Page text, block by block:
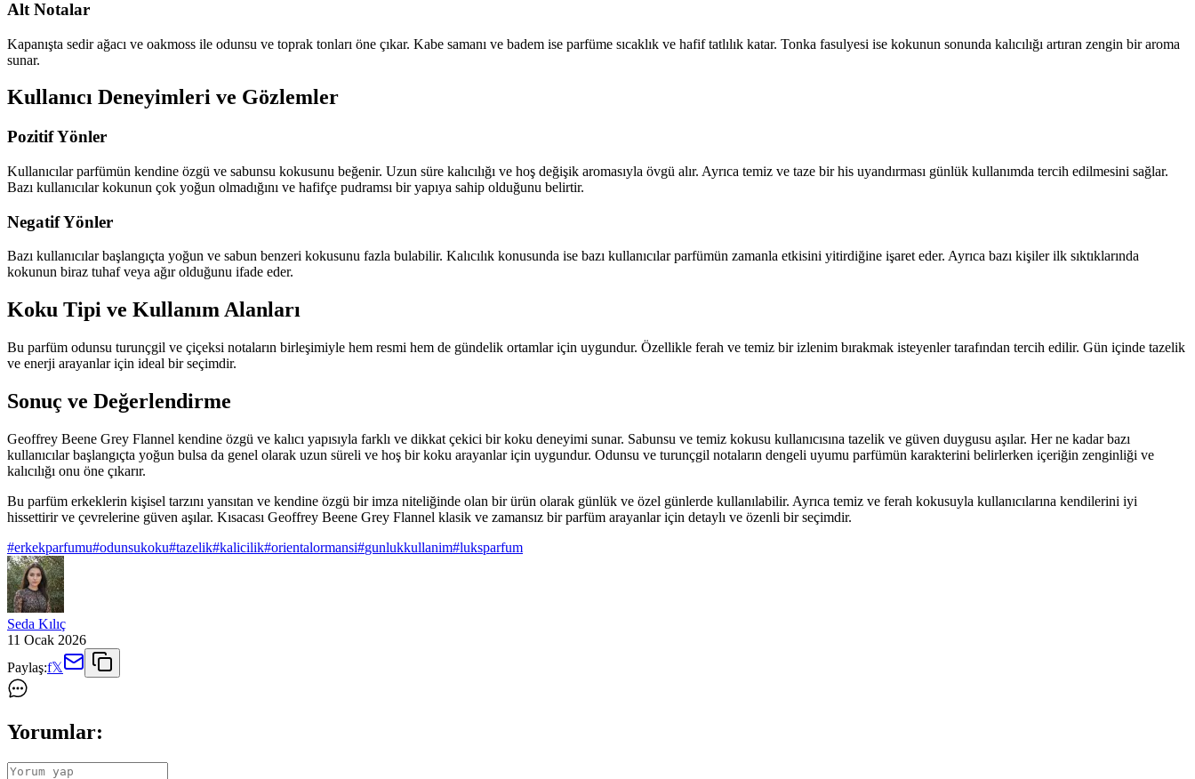
Alt Notalar
Kapanışta sedir ağacı ve oakmoss ile odunsu ve toprak tonları öne çıkar. Kabe samanı ve badem ise parfüme sıcaklık ve hafif tatlılık katar. Tonka fasulyesi ise kokunun sonunda kalıcılığı artıran zengin bir aroma
sunar.
Kullanıcı Deneyimleri ve Gözlemler
Pozitif Yönler
Kullanıcılar parfümün kendine özgü ve sabunsu kokusunu beğenir. Uzun süre kalıcılığı ve hoş değişik aromasıyla övgü alır. Ayrıca temiz ve taze bir his uyandırması günlük kullanımda tercih edilmesini sağlar.
Bazı kullanıcılar kokunun çok yoğun olmadığını ve hafifçe pudramsı bir yapıya sahip olduğunu belirtir.
Negatif Yönler
Bazı kullanıcılar başlangıçta yoğun ve sabun benzeri kokusunu fazla bulabilir. Kalıcılık konusunda ise bazı kullanıcılar parfümün zamanla etkisini yitirdiğine işaret eder. Ayrıca bazı kişiler ilk sıktıklarında
kokunun biraz tuhaf veya ağır olduğunu ifade eder.
Koku Tipi ve Kullanım Alanları
Bu parfüm odunsu turunçgil ve çiçeksi notaların birleşimiyle hem resmi hem de gündelik ortamlar için uygundur. Özellikle ferah ve temiz bir izlenim bırakmak isteyenler tarafından tercih edilir. Gün içinde tazelik
ve enerji arayanlar için ideal bir seçimdir.
Sonuç ve Değerlendirme
Geoffrey Beene Grey Flannel kendine özgü ve kalıcı yapısıyla farklı ve dikkat çekici bir koku deneyimi sunar. Sabunsu ve temiz kokusu kullanıcısına tazelik ve güven duygusu aşılar. Her ne kadar bazı
kullanıcılar başlangıçta yoğun bulsa da genel olarak uzun süreli ve hoş bir koku arayanlar için uygundur. Odunsu ve turunçgil notaların dengeli uyumu parfümün karakterini belirlerken içeriğin zenginliği ve
kalıcılığı onu öne çıkarır.
Bu parfüm erkeklerin kişisel tarzını yansıtan ve kendine özgü bir imza niteliğinde olan bir ürün olarak günlük ve özel günlerde kullanılabilir. Ayrıca temiz ve ferah kokusuyla kullanıcılarına kendilerini iyi
hissettirir ve çevrelerine güven aşılar. Kısacası Geoffrey Beene Grey Flannel klasik ve zamansız bir parfüm arayanlar için detaylı ve özenli bir seçimdir.
#erkekparfumu#odunsukoku#tazelik#kalicilik#orientalormansi#gunlukkullanim#luksparfum
Seda Kılıç
11 Ocak 2026
Paylaş:f𝕏
Yorumlar: